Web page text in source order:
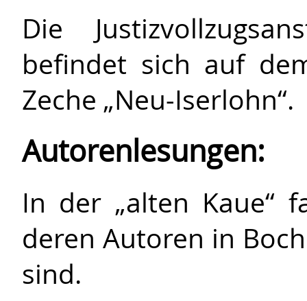
Die
befindet sich auf
Zeche „Neu-Iserlohn“.
Autorenlesungen:
In der „alten Kaue“
deren Autoren in
sind.